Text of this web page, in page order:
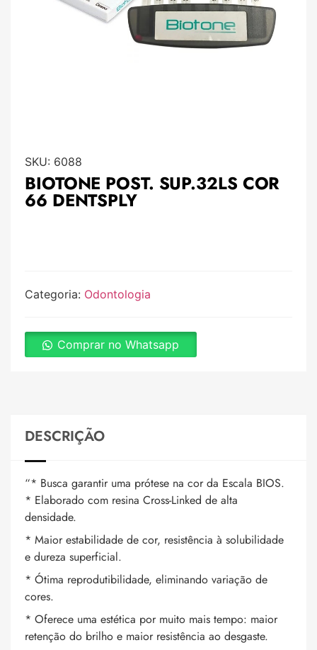
SKU: 6088
BIOTONE POST. SUP.32LS COR
66 DENTSPLY
Categoria: Odontologia
Comprar no Whatsapp
DESCRIÇÃO
“* Busca garantir uma prótese na cor da Escala BIOS.
* Elaborado com resina Cross-Linked de alta
densidade.
* Maior estabilidade de cor, resistência à solubilidade
e dureza superficial.
* Ótima reprodutibilidade, eliminando variação de
cores.
* Oferece uma estética por muito mais tempo: maior
retenção do brilho e maior resistência ao desgaste.